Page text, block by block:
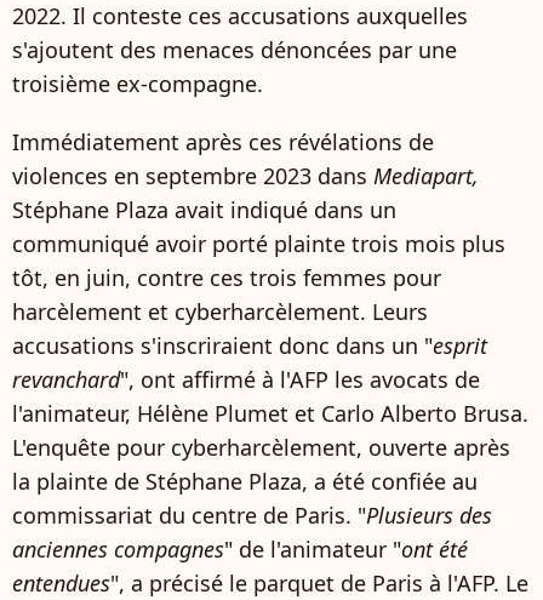
2022. Il conteste ces accusations auxquelles
s'ajoutent des menaces dénoncées par une
troisième ex-compagne.
Immédiatement après ces révélations de
violences en septembre 2023 dans Mediapart,
Stéphane Plaza avait indiqué dans un
communiqué avoir porté plainte trois mois plus
tôt, en juin, contre ces trois femmes pour
harcèlement et cyberharcèlement. Leurs
accusations s'inscriraient donc dans un "esprit
revanchard", ont affirmé à l'AFP les avocats de
l'animateur, Hélène Plumet et Carlo Alberto Brusa.
L'enquête pour cyberharcèlement, ouverte après
la plainte de Stéphane Plaza, a été confiée au
commissariat du centre de Paris. "Plusieurs des
anciennes compagnes" de l'animateur "ont été
entendues", a précisé le parquet de Paris à l'AFP. Le